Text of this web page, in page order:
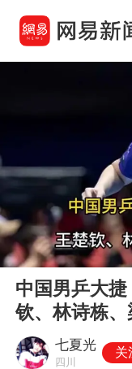
00:00
中国男乒大
钦、林诗栋
七夏光
四川
关